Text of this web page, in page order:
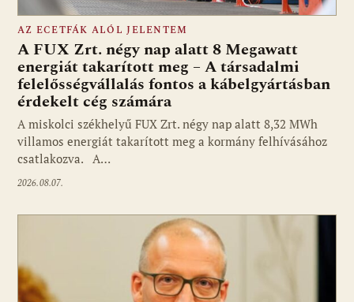
AZ ECETFÁK ALÓL JELENTEM
A FUX Zrt. négy nap alatt 8 Megawatt
energiát takarított meg – A társadalmi
felelősségvállalás fontos a kábelgyártásban
érdekelt cég számára
A miskolci székhelyű FUX Zrt. négy nap alatt 8,32 MWh
villamos energiát takarított meg a kormány felhívásához
csatlakozva. A…
2026.08.07.